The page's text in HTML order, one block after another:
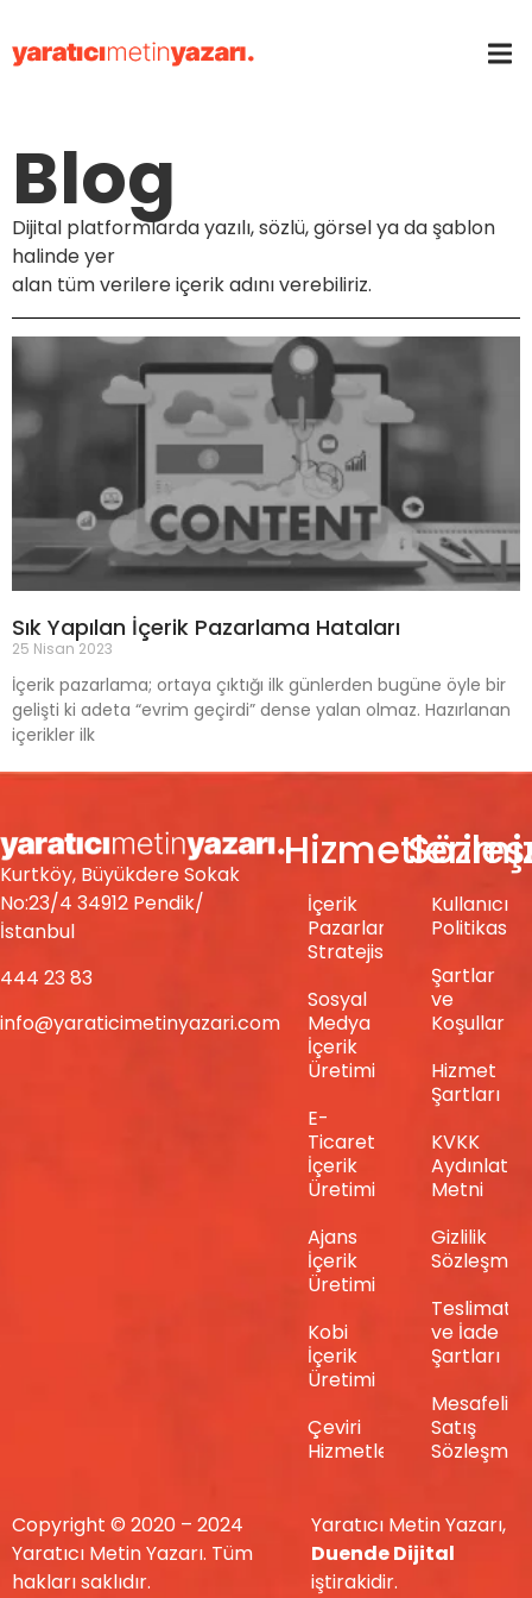
Blog
Dijital platformlarda yazılı, sözlü, görsel ya da şablon
halinde yer
alan tüm verilere içerik adını verebiliriz.
Sık Yapılan İçerik Pazarlama Hataları
25 Nisan 2023
İçerik pazarlama; ortaya çıktığı ilk günlerden bugüne öyle bir
gelişti ki adeta “evrim geçirdi” dense yalan olmaz. Hazırlanan
içerikler ilk
Kurtköy, Büyükdere Sokak
No:23/4 34912 Pendik/
İstanbul
444 23 83
info@yaraticimetinyazari.com
İçerik
Pazarlama
Stratejisi
Sosyal
Medya
İçerik
Üretimi
E-
Ticaret
İçerik
Üretimi
Ajans
İçerik
Üretimi
Kobi
İçerik
Üretimi
Çeviri
Hizmetleri
Kullanıcı
Politikası
Şartlar
ve
Koşullar
Hizmet
Şartları
KVKK
Metni
Gizlilik
Teslimat
ve İade
Şartları
Mesafeli
Satış
Copyright © 2020 – 2024
Yaratıcı Metin Yazarı. Tüm
hakları saklıdır.
Yaratıcı Metin Yazarı,
Duende Dijital
iştirakidir.